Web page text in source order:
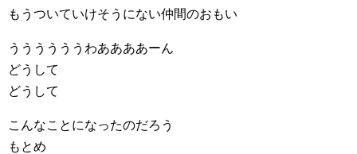
もうついていけそうにない仲間のおもい
ううううううわああああーん
どうして
どうして
こんなことになったのだろう
もとめ